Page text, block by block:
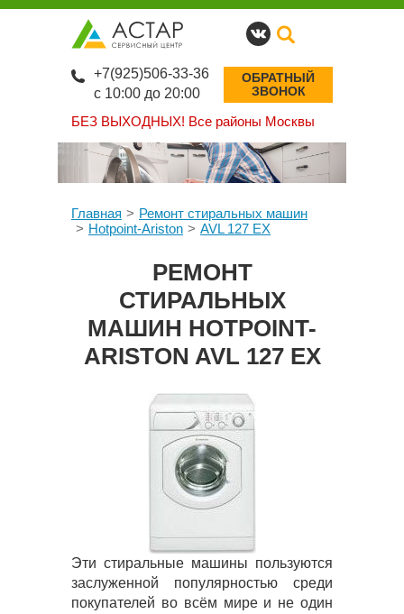
БЕЗ ВЫХОДНЫХ! Все районы Москвы
+7(925)506-33-36
с 10:00 до 20:00
ОБРАТНЫЙ
ЗВОНОК
Главная
Ремонт стиральных машин
Hotpoint-Ariston
AVL 127 EX
РЕМОНТ
СТИРАЛЬНЫХ
МАШИН HOTPOINT-
ARISTON AVL 127 EX
Эти стиральные машины пользуются
заслуженной популярностью среди
покупателей во всём мире и не один